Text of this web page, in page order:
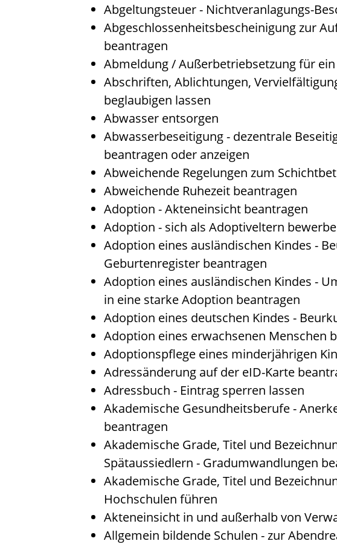
Abgeltungsteuer - Nichtveranlagungs-
Abgeschlossenheitsbescheinigung zur
beantragen
Abmeldung / Außerbetriebsetzung für
Abschriften, Ablichtungen,
beglaubigen lassen
Abwasser entsorgen
Abwasserbeseitigung - dezentrale
beantragen oder anzeigen
Abweichende Regelungen zum
Abweichende Ruhezeit beantragen
Adoption - Akteneinsicht beantragen
Adoption - sich als Adoptiveltern
Adoption eines ausländischen Kindes -
Geburtenregister beantragen
Adoption eines ausländischen Kindes -
in eine starke Adoption beantragen
Adoption eines deutschen Kindes -
Adoption eines erwachsenen Menschen
Adoptionspflege eines minderjährigen
Adressänderung auf der eID-Karte
Adressbuch - Eintrag sperren lassen
Akademische Gesundheitsberufe -
beantragen
Akademische Grade, Titel und
Spätaussiedlern - Gradumwandlungen
Akademische Grade, Titel und
Hochschulen führen
Akteneinsicht in und außerhalb von
Allgemein bildende Schulen - zur